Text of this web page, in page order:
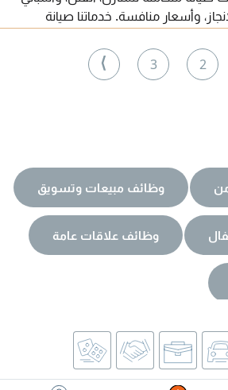
وأسعار منافسة. خدماتنا صيانة
للفلل والمباني خدمة سريعة واحترافية
الآن للحجز أو الاستفسار
2
3
⟩
وظائف مبيعات وتسويق
وظائف علاقات عامة